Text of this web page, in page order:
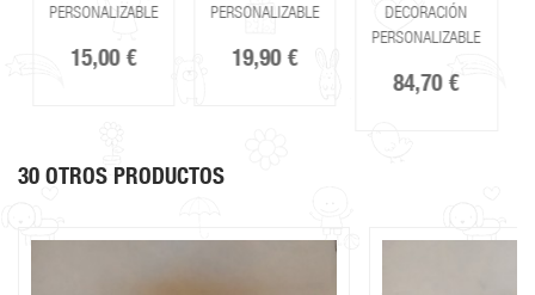
PERSONALIZABLE
15,00 €
PERSONALIZABLE
19,90 €
DECORACIÓN
PERSONALIZABLE
84,70 €
30 OTROS PRODUCTOS